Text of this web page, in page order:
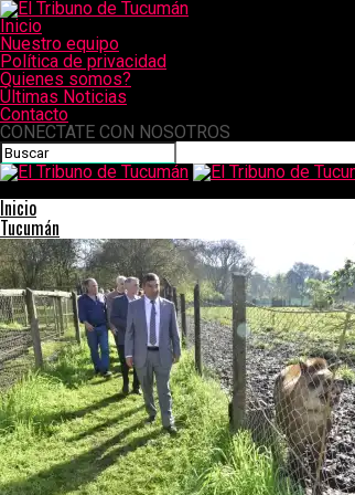
Inicio
Nuestro equipo
Política de privacidad
Quienes somos?
Últimas Noticias
Contacto
CONECTATE CON NOSOTROS
Inicio
Tucumán